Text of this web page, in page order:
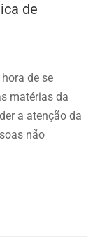
de
de se
matérias da
a atenção da
não